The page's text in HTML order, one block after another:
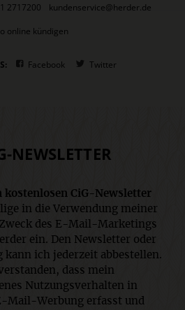
2717200
kundenservice@herder.de
online kündigen
Facebook Twitter
NEWSLETTER
kostenlosen CiG-Newsletter
in die Verwendung meiner
des E-Mail-Marketings
ein. Den Newsletter oder
ich jederzeit abbestellen.
dass mein
Nutzungsverhalten in
Mail-Werbung erfasst und